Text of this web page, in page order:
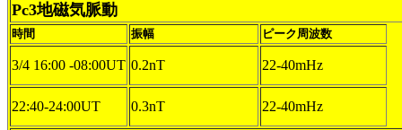
Pc3地磁気脈動
時間 振幅 ピーク周波数
3/4 16:00 -08:00UT 0.2nT 22-40mHz
22:40-24:00UT 0.3nT 22-40mHz